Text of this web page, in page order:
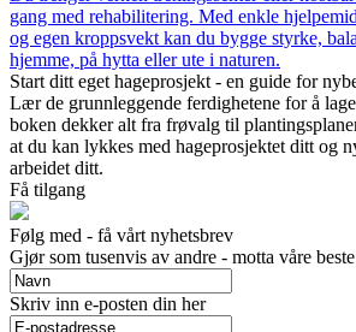
gang med rehabilitering. Med enkle
og egen kroppsvekt kan du bygge styrke,
hjemme, på hytta eller ute i naturen.
Start ditt eget hageprosjekt - en guide for
Lær de grunnleggende ferdighetene for å
boken dekker alt fra frøvalg til
at du kan lykkes med hageprosjektet ditt og
arbeidet ditt.
Få tilgang
Følg med - få vårt nyhetsbrev
Gjør som tusenvis av andre - motta våre
Skriv inn e-posten din her